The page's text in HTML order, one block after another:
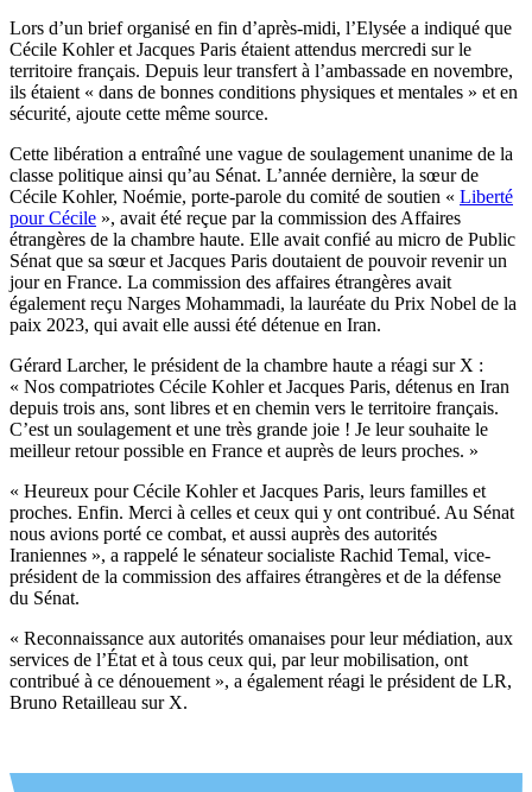
Lors d’un brief organisé en fin d’après-midi, l’Elysée a indiqué que
Cécile Kohler et Jacques Paris étaient attendus mercredi sur le
territoire français. Depuis leur transfert à l’ambassade en novembre,
ils étaient « dans de bonnes conditions physiques et mentales » et en
sécurité, ajoute cette même source.
Cette libération a entraîné une vague de soulagement unanime de la
classe politique ainsi qu’au Sénat. L’année dernière, la sœur de
Cécile Kohler, Noémie, porte-parole du comité de soutien « Liberté
pour Cécile », avait été reçue par la commission des Affaires
étrangères de la chambre haute. Elle avait confié au micro de Public
Sénat que sa sœur et Jacques Paris doutaient de pouvoir revenir un
jour en France. La commission des affaires étrangères avait
également reçu Narges Mohammadi, la lauréate du Prix Nobel de la
paix 2023, qui avait elle aussi été détenue en Iran.
Gérard Larcher, le président de la chambre haute a réagi sur X :
« Nos compatriotes Cécile Kohler et Jacques Paris, détenus en Iran
depuis trois ans, sont libres et en chemin vers le territoire français.
C’est un soulagement et une très grande joie ! Je leur souhaite le
meilleur retour possible en France et auprès de leurs proches. »
« Heureux pour Cécile Kohler et Jacques Paris, leurs familles et
proches. Enfin. Merci à celles et ceux qui y ont contribué. Au Sénat
nous avions porté ce combat, et aussi auprès des autorités
Iraniennes », a rappelé le sénateur socialiste Rachid Temal, vice-
président de la commission des affaires étrangères et de la défense
du Sénat.
« Reconnaissance aux autorités omanaises pour leur médiation, aux
services de l’État et à tous ceux qui, par leur mobilisation, ont
contribué à ce dénouement », a également réagi le président de LR,
Bruno Retailleau sur X.